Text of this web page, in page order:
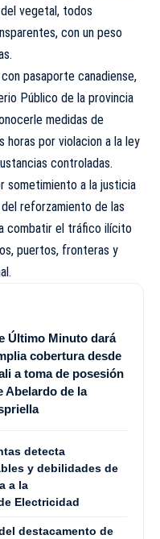
vegetal, todos
con un peso
pasaporte canadiense,
Público de la provincia
medidas de
horas por violacion a la ley
controladas.
sometimiento a la justicia
reforzamiento de las
combatir el tráfico ilícito
puertos, fronteras y
Último Minuto dará
cobertura desde
a toma de posesión
Abelardo de la
detecta
y debilidades de
a la
Electricidad
destacamento de